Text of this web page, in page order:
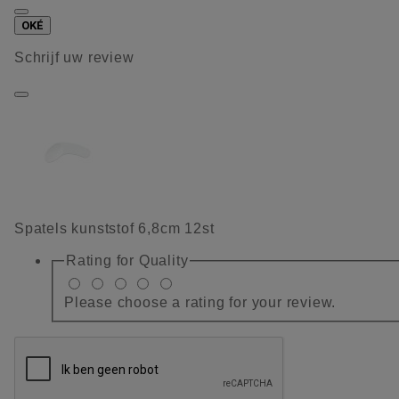
OKÉ
Schrijf uw review
Spatels kunststof 6,8cm 12st
Rating for Quality
Please choose a rating for your review.